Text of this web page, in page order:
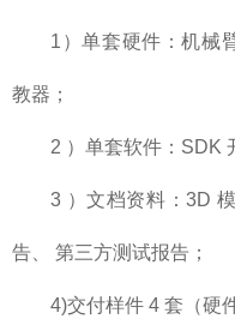
1）单套硬件：机械
教器；
2 ）单套软件：SDK
3 ）文档资料：3D
告、 第三方测试报告；
4)交付样件 4 套（硬